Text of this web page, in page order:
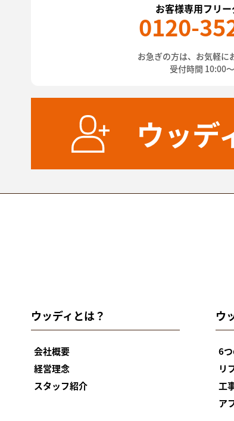
お客様専用フリ
0120-
お急ぎの方は、お気軽に
受付時間 10:00
ウッデ
ウッディとは？
会社概要
経営理念
スタッフ紹介
ウ
6
リ
工
ア